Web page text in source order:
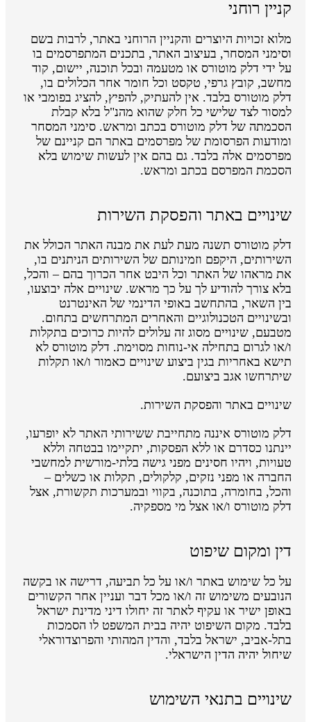
קניין רוחני
מלוא זכויות היוצרים והקניין הרוחני באתר, לרבות בשם
וסימני המסחר, בעיצוב האתר, בתכנים המתפרסמים בו
על ידי דלק מוטורס או מטעמה ובכל תוכנה, יישום, קוד
מחשב, קובץ גרפי, טקסט וכל חומר אחר הכלולים בו,
דלק מוטורס בלבד. אין להעתיק, להפיץ, להציג בפומבי או
למסור לצד שלישי כל חלק שהוא מהנ"ל בלא קבלת
הסכמתה של דלק מוטורס בכתב ומראש. סימני המסחר
ומודעות הפרסומת של מפרסמים באתר הם קניינם של
מפרסמים אלה בלבד. גם בהם אין לעשות שימוש בלא
הסכמת המפרסם בכתב ומראש.
שינויים באתר והפסקת השירות
דלק מוטורס תשנה מעת לעת את מבנה האתר הכולל את
השירותים, היקפם וזמינותם של השירותים הניתנים בו,
את מראהו של האתר וכל היבט אחר הכרוך בהם – והכל,
בלא צורך להודיע לך על כך מראש. שינויים אלה יבוצעו,
בין השאר, בהתחשב באופי הדינמי של האינטרנט
ובשינויים הטכנולוגיים והאחרים המתרחשים בתחום.
מטבעם, שינויים מסוג זה עלולים להיות כרוכים בתקלות
ו/או לגרום בתחילה אי-נוחות מסוימת. דלק מוטורס לא
תישא באחריות בגין ביצוע שינויים כאמור ו/או תקלות
שיתרחשו אגב ביצועם.
שינויים באתר והפסקת השירות.
דלק מוטורס איננה מתחייבת ששירותי האתר לא יופרעו,
יינתנו כסדרם או ללא הפסקות, יתקיימו בבטחה וללא
טעויות, ויהיו חסינים מפני גישה בלתי-מורשית למחשבי
החברה או מפני נזקים, קלקולים, תקלות או כשלים –
והכל, בחומרה, בתוכנה, בקווי ובמערכות תקשורת, אצל
דלק מוטורס ו/או אצל מי מספקיה.
דין ומקום שיפוט
על כל שימוש באתר ו/או על כל תביעה, דרישה או בקשה
הנובעים משימוש זה ו/או מכל דבר ועניין אחר הקשורים
באופן ישיר או עקיף לאתר זה יחולו דיני מדינת ישראל
בלבד. מקום השיפוט יהיה בבית המשפט לו הסמכות
בתל-אביב, ישראל בלבד, והדין המהותי והפרוצדוראלי
שיחול יהיה הדין הישראלי.
שינויים בתנאי השימוש